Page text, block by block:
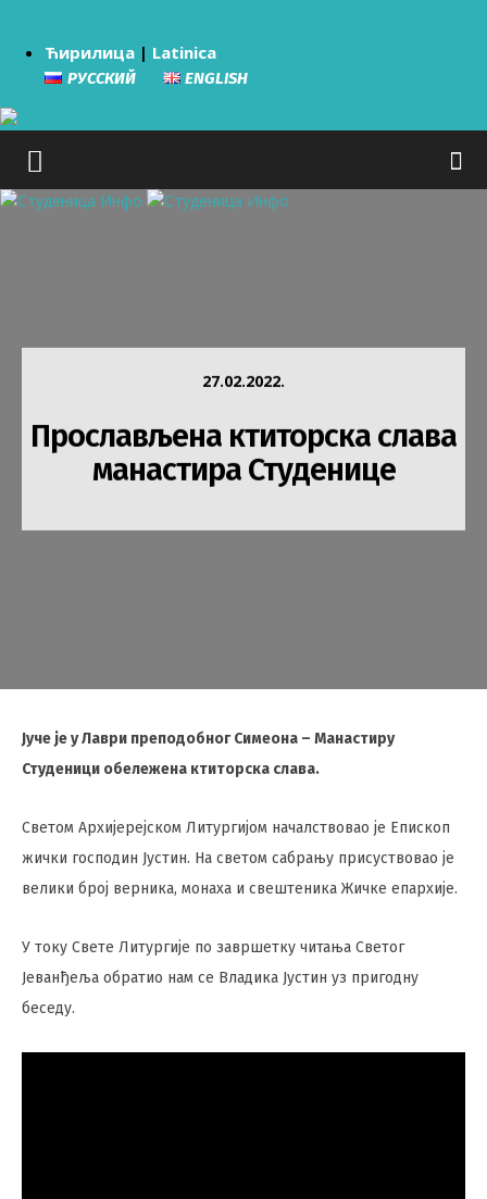
Ћирилица | Latinica
РУССКИЙ ENGLISH
27.02.2022.
Прослављена ктиторска слава
манастира Студенице
Јуче је у Лаври преподобног Симеона – Манастиру
Студеници обележена ктиторска слава.
Светом Архијерејском Литургијом началствовао је Епископ
жички господин Јустин. На светом сабрању присуствовао је
велики број верника, монаха и свештеника Жичке епархије.
У току Свете Литургије по завршетку читања Светог
Јеванђеља обратио нам се Владика Јустин уз пригодну
беседу.